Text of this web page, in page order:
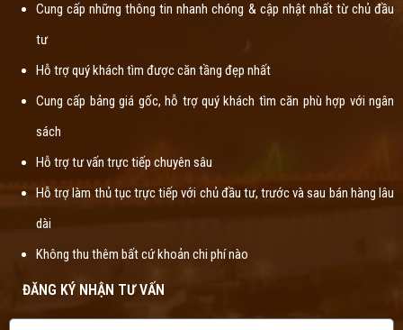
Cung cấp những thông tin nhanh chóng & cập nhật nhất từ chủ đầu
tư
Hỗ trợ quý khách tìm được căn tầng đẹp nhất
Cung cấp bảng giá gốc, hỗ trợ quý khách tìm căn phù hợp với ngân
sách
Hỗ trợ tư vấn trực tiếp chuyên sâu
Hỗ trợ làm thủ tục trực tiếp với chủ đầu tư, trước và sau bán hàng lâu
dài
Không thu thêm bất cứ khoản chi phí nào
ĐĂNG KÝ NHẬN TƯ VẤN